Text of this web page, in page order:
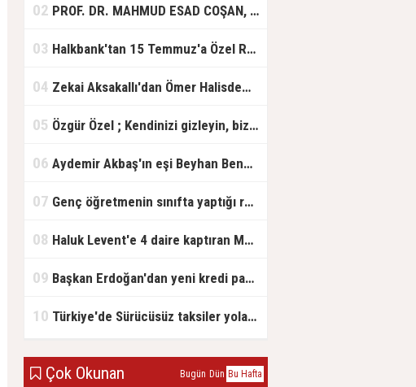
olan gençlere destek amacıyla
başlattığı ücretsiz nikâh hizmetini
başlattıklarını belirten Sultanbeyli
ücretsiz hizmet vermenin
02 PROF. DR. MAHMUD ESAD COŞAN, DOĞUMUNUN HİCRÎ 91. YILINDA ELAZIĞ'DA YÂD EDİLECEK
03 Halkbank'tan 15 Temmuz'a Özel Reklam Filmi: "İrade Bizim, Zafer Bizim"
04 Zekai Aksakallı'dan Ömer Halisdemir'e 'vefa' ziyareti!
05 Özgür Özel ; Kendinizi gizleyin, bizden işaret bekleyin
06 Aydemir Akbaş'ın eşi Beyhan Benek Akbaş hayatını kaybetti
07 Genç öğretmenin sınıfta yaptığı rezil paylaşım
08 Haluk Levent'e 4 daire kaptıran Müteahhit soluğu savcılıkta aldı
09 Başkan Erdoğan'dan yeni kredi paketi müjdesi: 6 ay geri ödemesiz, 36 ay vadeli
10 Türkiye'de Sürücüsüz taksiler yola çıkmaya hazırlanıyor
Çok Okunan Bugün Dün Bu Hafta